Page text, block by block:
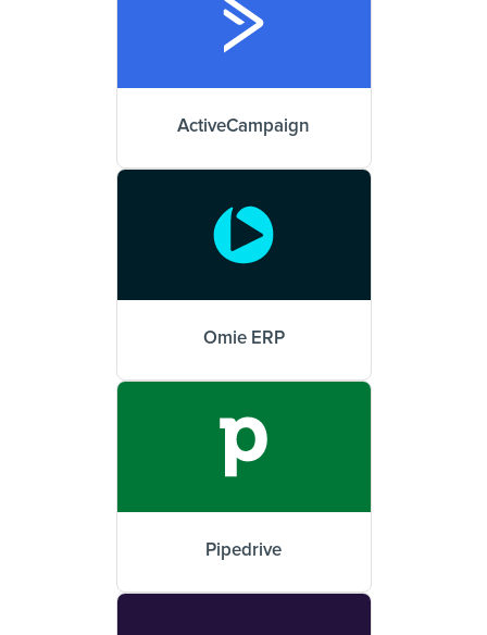
ActiveCampaign
Omie ERP
Pipedrive